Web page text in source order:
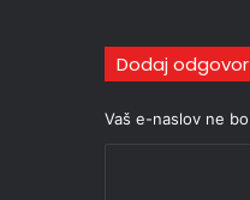
Dodaj odgovor
Vaš e-naslov ne